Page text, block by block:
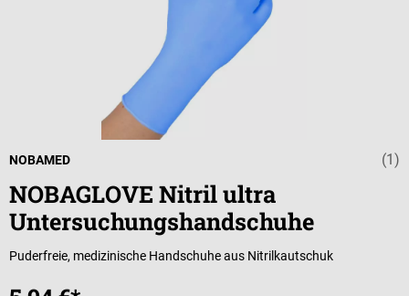
(1)
NOBAMED
NOBAGLOVE Nitril ultra
Untersuchungshandschuhe
Puderfreie, medizinische Handschuhe aus Nitrilkautschuk